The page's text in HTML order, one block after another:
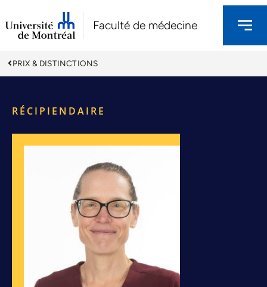
Faculté de médecine
PRIX & DISTINCTIONS
RÉCIPIENDAIRE